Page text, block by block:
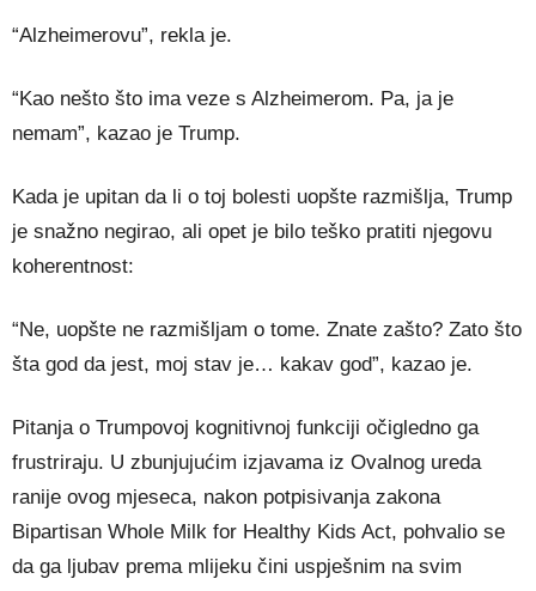
“Alzheimerovu”, rekla je.
“Kao nešto što ima veze s Alzheimerom. Pa, ja je
nemam”, kazao je Trump.
Kada je upitan da li o toj bolesti uopšte razmišlja, Trump
je snažno negirao, ali opet je bilo teško pratiti njegovu
koherentnost:
“Ne, uopšte ne razmišljam o tome. Znate zašto? Zato što
šta god da jest, moj stav je… kakav god”, kazao je.
Pitanja o Trumpovoj kognitivnoj funkciji očigledno ga
frustriraju. U zbunjujućim izjavama iz Ovalnog ureda
ranije ovog mjeseca, nakon potpisivanja zakona
Bipartisan Whole Milk for Healthy Kids Act, pohvalio se
da ga ljubav prema mlijeku čini uspješnim na svim